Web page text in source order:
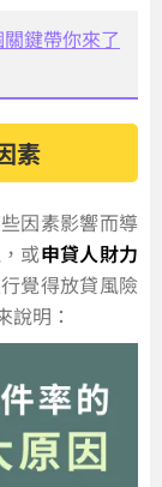
鍵帶你來了
素
因素影響而導
，或申貸人財力
覺得放貸風險
明：